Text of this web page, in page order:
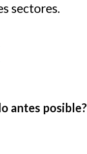
sectores.
antes posible?